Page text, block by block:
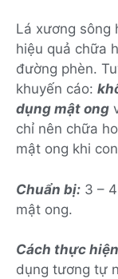
Lá xương sông
hiệu quả chữa
đường phèn.
khuyến cáo:
dụng mật ong
chỉ nên chữa
mật ong khi
Chuẩn bị: 3 –
mật ong.
Cách thực
dụng tương tự